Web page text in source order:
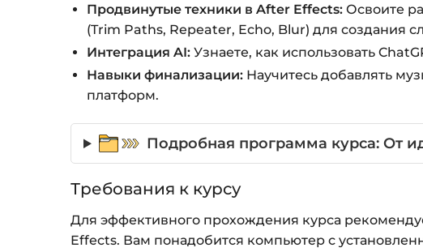
Продвинутые техники в After Effects: Освоите
(Trim Paths, Repeater, Echo, Blur) для создания
Интеграция AI: Узнаете, как использовать
Навыки финализации: Научитесь добавлять
платформ.
Подробная программа курса: От
Требования к курсу
Для эффективного прохождения курса
Effects. Вам понадобится компьютер с